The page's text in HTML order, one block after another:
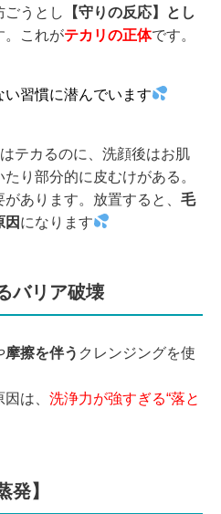
ごうとし
【守りの反応】とし
。これがテカリの正体です。
習慣に潜んでいます
テカるのに、洗顔後はお肌
り部分的に皮むけがある。
あります。放置すると、 毛
因 になります
バリア破壊
摩擦を伴う クレンジングを使
は、 洗浄力が強すぎる“落と
発】